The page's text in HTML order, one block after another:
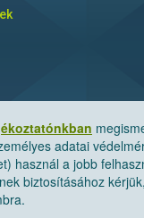
adatai
használ a jobb
biztosításához